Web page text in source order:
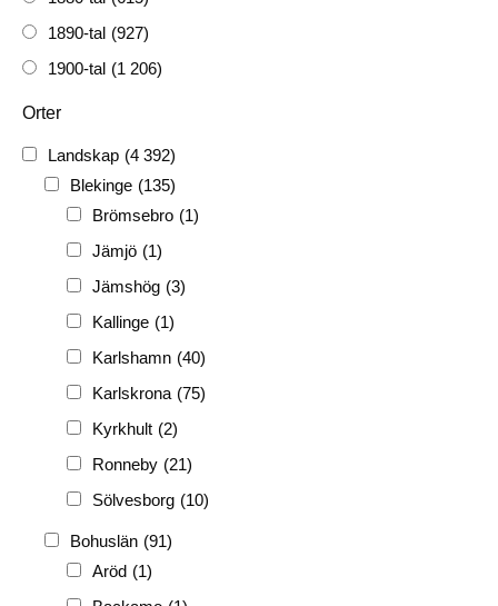
1890-tal (927)
1900-tal (1 206)
FH
(338)
FRG
(3 189)
PF (3 882)
PIONJÄR (129)
Orter
Landskap (4 392)
Blekinge (135)
Brömsebro (1)
Jämjö (1)
Jämshög (3)
Kallinge (1)
Karlshamn (40)
Karlskrona (75)
Kyrkhult (2)
Ronneby (21)
Sölvesborg (10)
Bohuslän (91)
Aröd (1)